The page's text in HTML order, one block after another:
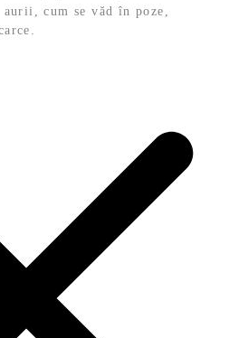
cum se văd în poze,